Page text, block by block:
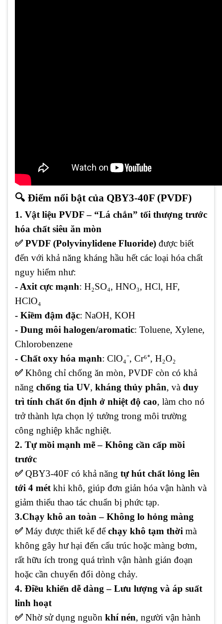
🔍 Điểm nổi bật của QBY3-40F (PVDF)
1. Vật liệu PVDF – “Lá chắn” tối thượng trước
hóa chất siêu ăn mòn
✅ PVDF (Polyvinylidene Fluoride) được biết
đến với khả năng kháng hầu hết các loại hóa chất
nguy hiểm như:
- Axit cực mạnh: H₂SO₄, HNO₃, HCl, HF,
HClO₄
- Kiềm đậm đặc: NaOH, KOH
- Dung môi halogen/aromatic: Toluene, Xylene,
Chlorobenzene
- Chất oxy hóa mạnh: ClO₄⁻, Cr⁶⁺, H₂O₂
✅Không chỉ chống ăn mòn, PVDF còn có khả
năng chống tia UV, kháng thủy phân, và duy
trì tính chất ổn định ở nhiệt độ cao, làm cho nó
trở thành lựa chọn lý tưởng trong môi trường
công nghiệp khắc nghiệt.
2. Tự mồi mạnh mẽ – Không cần cấp mồi
trước
✅QBY3-40F có khả năng tự hút chất lỏng lên
tới 4 mét khi khô, giúp đơn giản hóa vận hành và
giảm thiểu thao tác chuẩn bị phức tạp.
3.Chạy khô an toàn – Không lo hỏng màng
✅Máy được thiết kế đểchạy khô tạm thời mà
không gây hư hại đến cấu trúc hoặc màng bơm,
rất hữu ích trong quá trình vận hành gián đoạn
hoặc cần chuyển đổi dòng chảy.
4. Điều khiển dễ dàng – Lưu lượng và áp suất
linh hoạt
✅Nhờ sử dụng nguồn khí nén, người vận hành